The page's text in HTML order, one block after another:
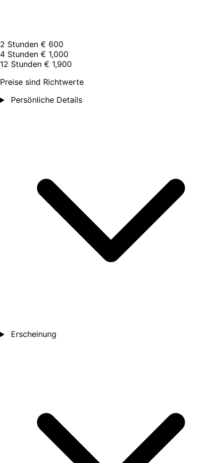
2 Stunden € 600
4 Stunden € 1,000
12 Stunden € 1,900
Preise sind Richtwerte
Persönliche Details
Erscheinung